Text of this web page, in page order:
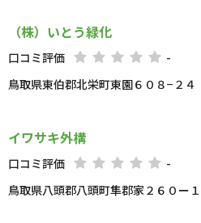
（株）いとう緑化
口コミ評価
-
鳥取県東伯郡北栄町東園６０８−２４
イワサキ外構
口コミ評価
-
鳥取県八頭郡八頭町隼郡家２６０ー